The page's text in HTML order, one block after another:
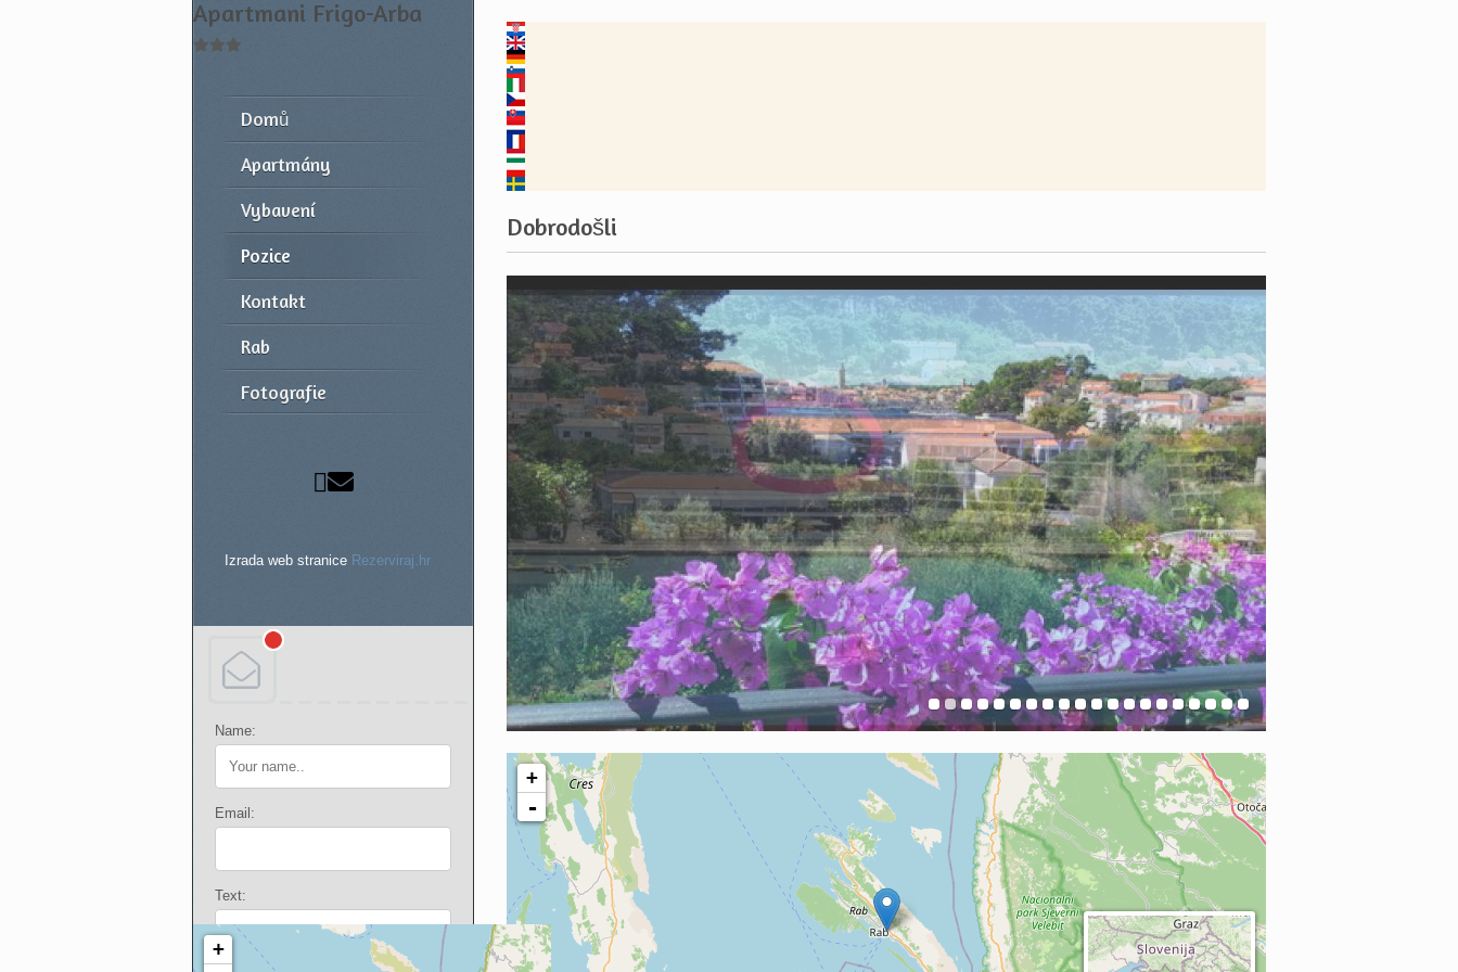
Apartmani Frigo-Arba
Domů
Apartmány
Vybavení
Pozice
Kontakt
Rab
Fotografie
Izrada web stranice Rezerviraj.hr
Name:
Email:
Text:
Dobrodošli